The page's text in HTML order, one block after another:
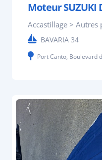
Accastillage > Autres
BAVARIA 34
Port Canto, Boulevard